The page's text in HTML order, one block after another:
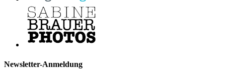
Newsletter-Anmeldung